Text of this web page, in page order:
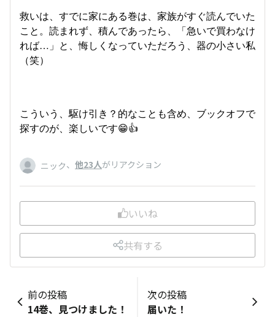
救いは、すでに家にある巻は、家族がすぐ読んでいた
こと。読まれず、積んであったら、「急いで買わなけ
れば…」と、悔しくなっていただろう、器の小さい私
（笑）
こういう、駆け引き？的なことも含め、ブックオフで
探すのが、楽しいです😁👍
ニック、 他23人がリアクション
いいね
共有する
前の投稿
14巻、見つけました！
次の投稿
届いた！